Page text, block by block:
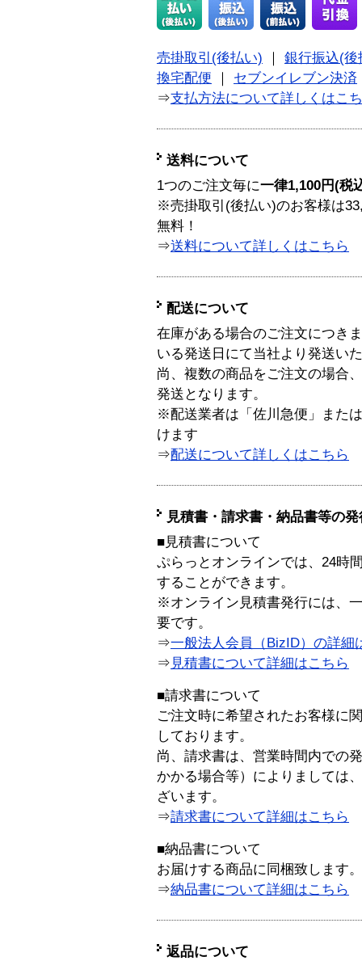
売掛取引(後払い)
銀行振込(後
換宅配便
セブンイレブン決済
⇒支払方法について詳しくはこ
送料について
1つのご注文毎に一律1,100円(税
※売掛取引(後払い)のお客様は
無料！
⇒送料について詳しくはこちら
配送について
在庫がある場合のご注文につき
いる発送日にて当社より発送い
尚、複数の商品をご注文の場合
発送となります。
※配送業者は「佐川急便」また
けます
⇒配送について詳しくはこちら
見積書・請求書・納品書等の
■見積書について
ぷらっとオンラインでは、24時
することができます。
※オンライン見積書発行には、
要です。
⇒一般法人会員（BizID）の詳細
⇒ 見積書について詳細はこちら
■請求書について
ご注文時に希望されたお客様に
しております。
尚、請求書は、営業時間内での
かかる場合等）によりましては
ざいます。
⇒請求書について詳細はこちら
■納品書について
お届けする商品に同梱致します。
⇒納品書について詳細はこちら
返品について